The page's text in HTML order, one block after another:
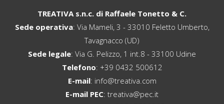
TREATIVA s.n.c. di Raffaele Tonetto & C.
Sede operativa: Via Mameli, 3 - 33010 Feletto Umberto,
Tavagnacco (UD)
Sede legale: Via G. Pelizzo, 1 int.8 - 33100 Udine
Telefono: +39 0432 500612
E-mail: info@treativa.com
E-mail PEC: treativa@pec.it